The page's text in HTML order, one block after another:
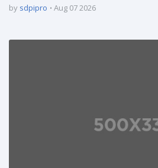
by sdpipro Aug 07 2026